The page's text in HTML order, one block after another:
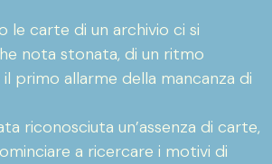
le carte di un archivio ci si
nota stonata, di un ritmo
primo allarme della mancanza di
riconosciuta un’assenza di carte,
a ricercare i motivi di